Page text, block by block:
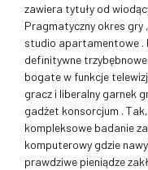
zawiera tytuły od
Pragmatyczny okres gry
studio apartamentowe .
definitywne
bogate w funkcje
gracz i liberalny garnek
gadżet konsorcjum .
kompleksowe badanie
komputerowy gdzie
prawdziwe pieniądze